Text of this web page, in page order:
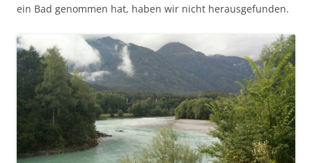
ein Bad genommen hat, haben wir nicht herausgefunden.